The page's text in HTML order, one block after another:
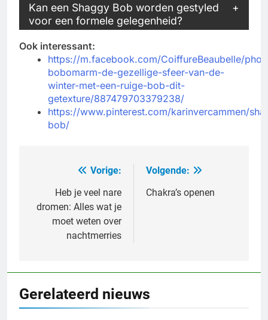
Kan een Shaggy Bob worden gestyled
voor een formele gelegenheid?
Ook interessant:
https://m.facebook.com/CoiffureBeaubelle/
bobomarm-de-gezellige-sfeer-van-de-
winter-met-een-ruige-bob-dit-
getexture/887479703379238/
https://www.pinterest.com/karinvercammen/
bob/
navigatie
Vorige:
Heb je veel nare
dromen: Alles wat je
moet weten over
nachtmerries
Volgende:
Chakra’s openen
Gerelateerd nieuws